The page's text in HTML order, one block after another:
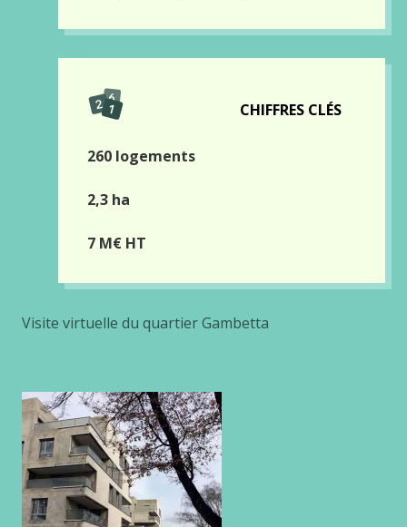
CHIFFRES CLÉS
260 logements
2,3 ha
7 M€ HT
Visite virtuelle du quartier Gambetta
Gallery
images